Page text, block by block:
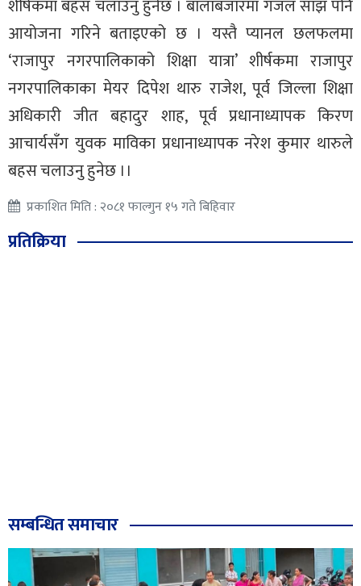
शीर्षकमा बहस चलाउनु हुनेछ । बालाबजारमा गजल साँझ पनि
आयोजना गरिने बताइएको छ । यस्तै प्यानल छलफलमा
‘राजापुर नगरपालिकाको शिक्षा यात्रा’ शीर्षकमा राजापुर
नगरपालिकाका मेयर दिपेश थारु राजेश, पूर्व जिल्ला शिक्षा
अधिकारी जीत बहादुर शाह, पूर्व प्रधानाध्यापक किरण
आचार्यसँग युवक माविका प्रधानाध्यापक नरेश कुमार थारुले
बहस चलाउनु हुनेछ ।।
प्रकाशित मिति : २०८१ फाल्गुन १५ गते बिहिवार
प्रतिक्रिया
सम्बन्धित समाचार